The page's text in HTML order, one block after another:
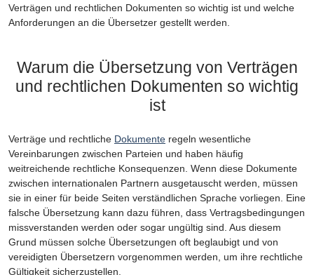
Verträgen und rechtlichen Dokumenten so wichtig ist und welche
Anforderungen an die Übersetzer gestellt werden.
Warum die Übersetzung von Verträgen
und rechtlichen Dokumenten so wichtig
ist
Verträge und rechtliche Dokumente regeln wesentliche
Vereinbarungen zwischen Parteien und haben häufig
weitreichende rechtliche Konsequenzen. Wenn diese Dokumente
zwischen internationalen Partnern ausgetauscht werden, müssen
sie in einer für beide Seiten verständlichen Sprache vorliegen. Eine
falsche Übersetzung kann dazu führen, dass Vertragsbedingungen
missverstanden werden oder sogar ungültig sind. Aus diesem
Grund müssen solche Übersetzungen oft beglaubigt und von
vereidigten Übersetzern vorgenommen werden, um ihre rechtliche
Gültigkeit sicherzustellen.